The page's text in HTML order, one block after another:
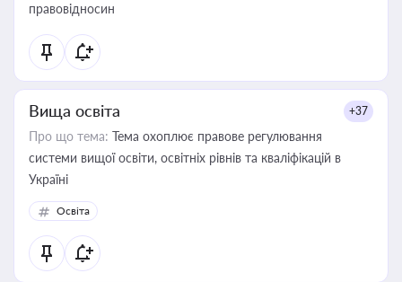
правовідносин
Вища освіта +37
Про що тема: Тема охоплює правове регулювання
системи вищої освіти, освітніх рівнів та кваліфікацій в
Україні
Освіта